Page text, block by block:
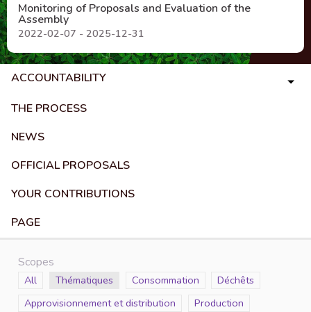
Monitoring of Proposals and Evaluation of the
Assembly
2022-02-07 - 2025-12-31
ACCOUNTABILITY
THE PROCESS
NEWS
OFFICIAL PROPOSALS
YOUR CONTRIBUTIONS
PAGE
Scopes
Scope
All Scope
Thématiques Scope
Consommation Scope
Déchêts
Scope
Approvisionnement et distribution Scope
Production